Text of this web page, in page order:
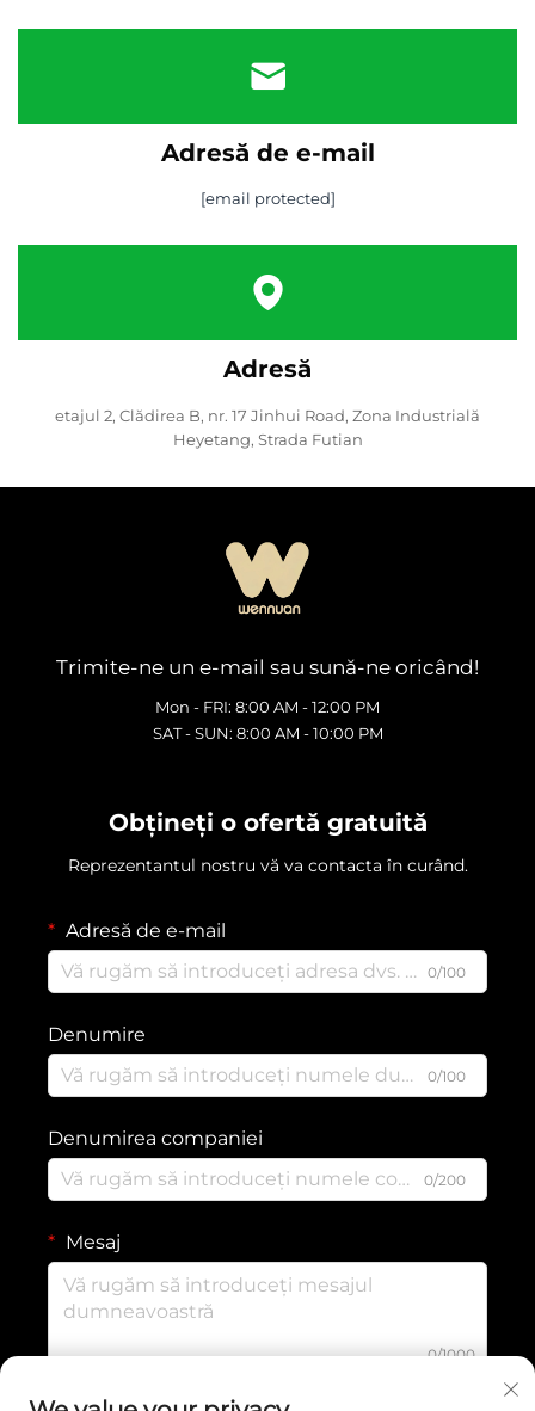
Adresă de e-mail
[email protected]
Adresă
etajul 2, Clădirea B, nr. 17 Jinhui Road, Zona Industrială
Heyetang, Strada Futian
Trimite-ne un e-mail sau sună-ne oricând!
Mon - FRI: 8:00 AM - 12:00 PM
SAT - SUN: 8:00 AM - 10:00 PM
Obțineți o ofertă gratuită
Reprezentantul nostru vă va contacta în curând.
Adresă de e-mail
0/100
Denumire
0/100
Denumirea companiei
0/200
Mesaj
0/1000